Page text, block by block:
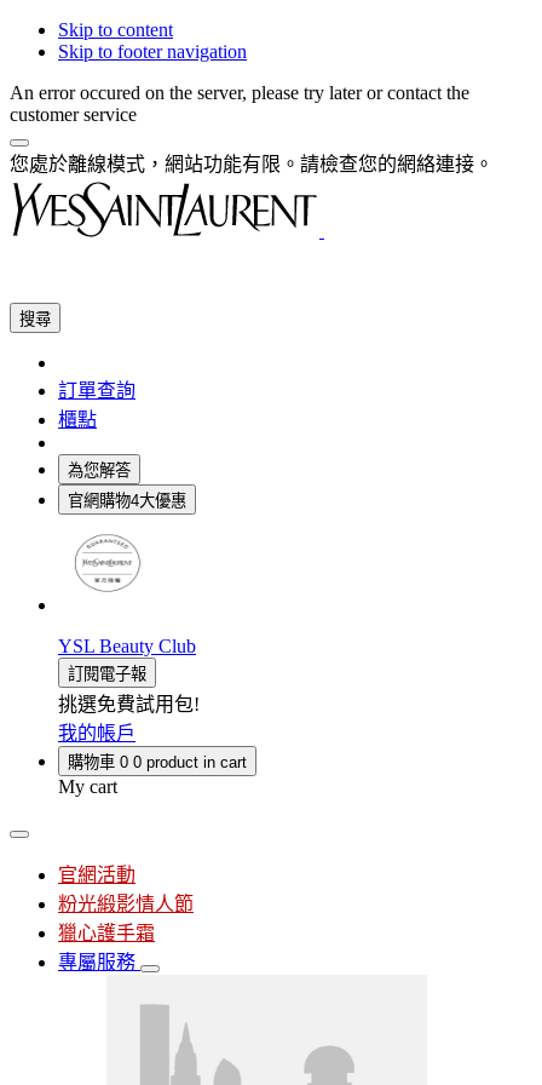
Skip to content
Skip to footer navigation
An error occured on the server, please try later or contact the
customer service
您處於離線模式，網站功能有限。請檢查您的網絡連接。
搜尋
訂單查詢
櫃點
為您解答
官網購物4大優惠
YSL Beauty Club
訂閱電子報
挑選免費試用包!
我的帳戶
購物車 0 0 product in cart
My cart
官網活動
粉光緞影情人節
獵心護手霜
專屬服務